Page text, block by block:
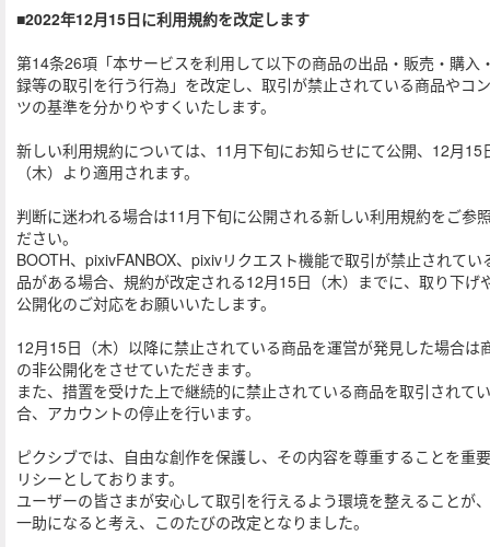
■2022年12月15日に利用規約を改定します
第14条26項「本サービスを利用して以下の商品の出品・販売・購入
録等の取引を行う行為」を改定し、取引が禁止されている商品やコ
ツの基準を分かりやすくいたします。
新しい利用規約については、11月下旬にお知らせにて公開、12月15
（木）より適用されます。
判断に迷われる場合は11月下旬に公開される新しい利用規約をご参
ださい。
BOOTH、pixivFANBOX、pixivリクエスト機能で取引が禁止されてい
品がある場合、規約が改定される12月15日（木）までに、取り下げ
公開化のご対応をお願いいたします。
12月15日（木）以降に禁止されている商品を運営が発見した場合は
の非公開化をさせていただきます。
また、措置を受けた上で継続的に禁止されている商品を取引されて
合、アカウントの停止を行います。
ピクシブでは、自由な創作を保護し、その内容を尊重することを重
リシーとしております。
ユーザーの皆さまが安心して取引を行えるよう環境を整えることが
一助になると考え、このたびの改定となりました。